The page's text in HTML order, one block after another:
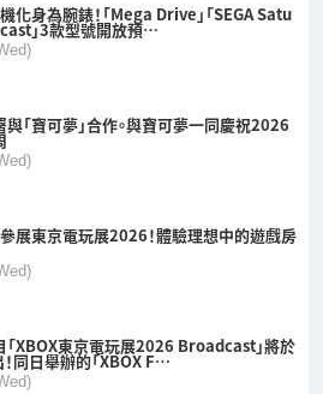
化身為腕錶！「Mega Drive」「SEGA Satu
」3款型號開放預…
「寶可夢」合作。與寶可夢一同慶祝2026
參展東京電玩展2026！體驗理想中的遊戲房
「XBOX東京電玩展2026 Broadcast」將於
同日舉辦的「XBOX F…